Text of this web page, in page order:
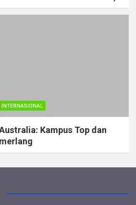
INTERNASIONAL
Kampus Top dan